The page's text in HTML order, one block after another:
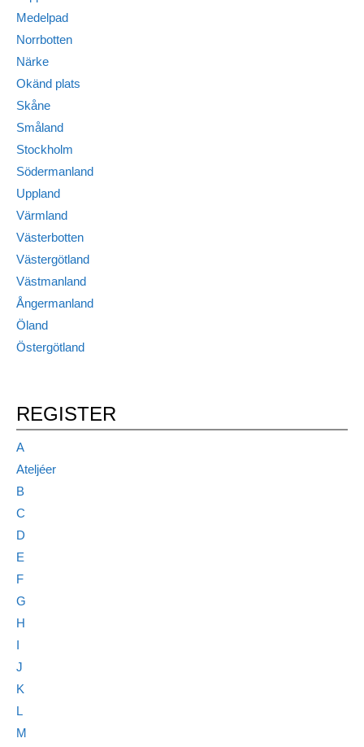
Medelpad
Norrbotten
Närke
Okänd plats
Skåne
Småland
Stockholm
Södermanland
Uppland
Värmland
Västerbotten
Västergötland
Västmanland
Ångermanland
Öland
Östergötland
REGISTER
A
Ateljéer
B
C
D
E
F
G
H
I
J
K
L
M